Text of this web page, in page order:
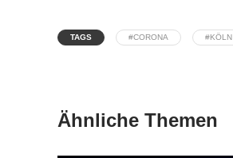
TAGS #CORONA #KÖLN
Ähnliche Themen